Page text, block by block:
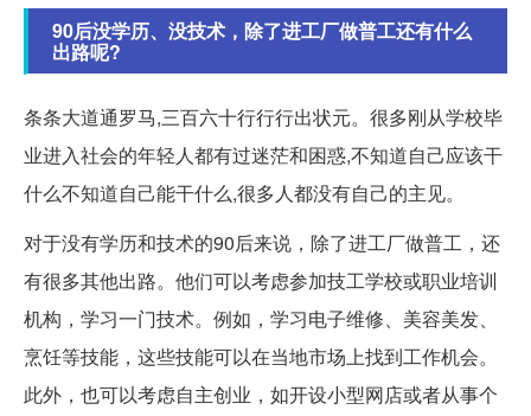
90后没学历、没技术，除了进工厂做普工还有什么
出路呢?
条条大道通罗马,三百六十行行行出状元。很多刚从学校毕
业进入社会的年轻人都有过迷茫和困惑,不知道自己应该干
什么不知道自己能干什么,很多人都没有自己的主见。
对于没有学历和技术的90后来说，除了进工厂做普工，还
有很多其他出路。他们可以考虑参加技工学校或职业培训
机构，学习一门技术。例如，学习电子维修、美容美发、
烹饪等技能，这些技能可以在当地市场上找到工作机会。
此外，也可以考虑自主创业，如开设小型网店或者从事个